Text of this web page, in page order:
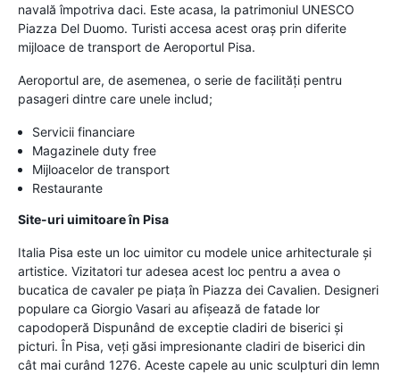
navală împotriva daci. Este acasa, la patrimoniul UNESCO
Piazza Del Duomo. Turisti accesa acest oraş prin diferite
mijloace de transport de Aeroportul Pisa.
Aeroportul are, de asemenea, o serie de facilităţi pentru
pasageri dintre care unele includ;
Servicii financiare
Magazinele duty free
Mijloacelor de transport
Restaurante
Site-uri uimitoare în Pisa
Italia Pisa este un loc uimitor cu modele unice arhitecturale şi
artistice. Vizitatori tur adesea acest loc pentru a avea o
bucatica de cavaler pe piaţa în Piazza dei Cavalien. Designeri
populare ca Giorgio Vasari au afişează de fatade lor
capodoperă Dispunând de exceptie cladiri de biserici şi
picturi. În Pisa, veţi găsi impresionante cladiri de biserici din
cât mai curând 1276. Aceste capele au unic sculpturi din lemn